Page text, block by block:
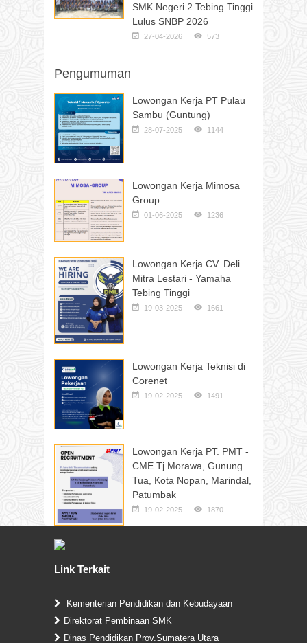
SMK Negeri 2 Tebing Tinggi
Lulus SNBP 2026
27-04-2026 573
Pengumuman
Lowongan Kerja PT Pulau
Sambu (Guntung)
28-07-2025 1144
Lowongan Kerja Mimosa
Group
01-06-2025 1236
Lowongan Kerja CV. Deli
Mitra Lestari - Yamaha
Tebing Tinggi
19-03-2025 1661
Lowongan Kerja Teknisi di
Corenet
19-02-2025 1491
Lowongan Kerja PT. PMT -
CME Tj Morawa, Gunung
Tua, Kota Nopan, Marindal,
Patumbak
19-02-2025 1870
Link Terkait
Kementerian Pendidikan dan Kebudayaan
Direktorat Pembinaan SMK
Dinas Pendidikan Prov.Sumatera Utara